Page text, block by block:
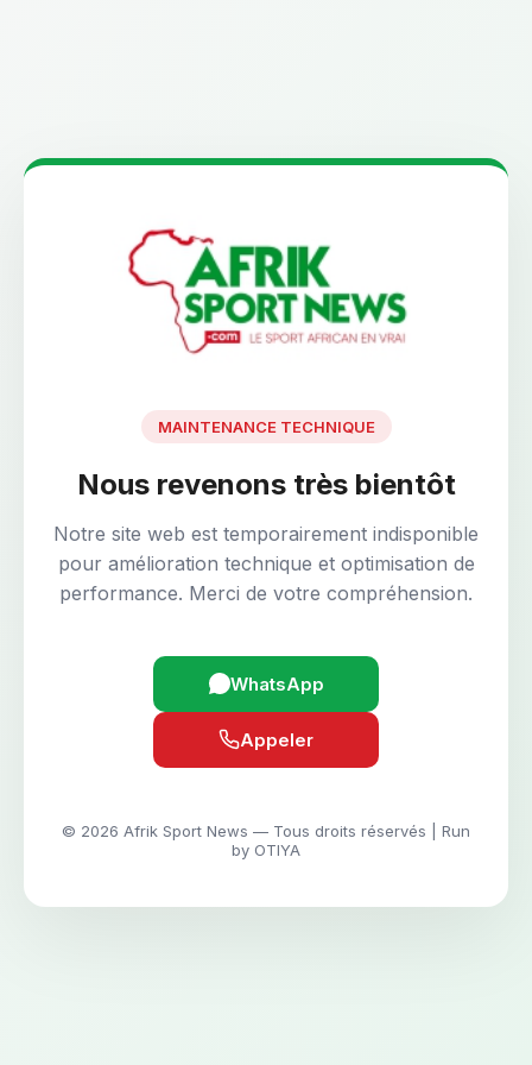
MAINTENANCE TECHNIQUE
Nous revenons très bientôt
Notre site web est temporairement indisponible
pour amélioration technique et optimisation de
performance. Merci de votre compréhension.
WhatsApp
Appeler
© 2026 Afrik Sport News — Tous droits réservés | Run
by OTIYA